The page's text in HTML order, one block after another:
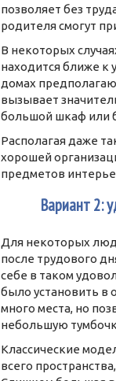
позволяет без
родителя смогут
В некоторых
находится ближе к
домах
вызывает
большой шкаф или
Располагая даже
хорошей
предметов
Вариант 2:
Для некоторых
после трудового
себе в таком
было установить в
много места, но
небольшую
Классические
всего